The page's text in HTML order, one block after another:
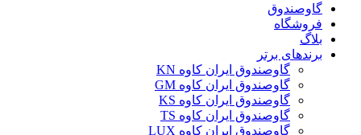
گاوصندوق
فروشگاه
بلاگ
برندهای برتر
گاوصندوق ایران کاوه KN
گاوصندوق ایران کاوه GM
گاوصندوق ایران کاوه KS
گاوصندوق ایران کاوه TS
گاوصندوق ایران کاوه LUX